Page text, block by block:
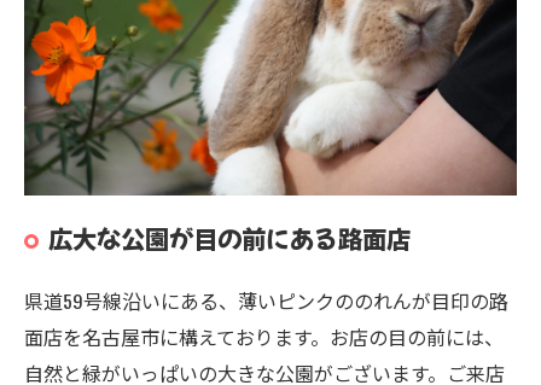
広大な公園が目の前にある路面店
県道59号線沿いにある、薄いピンクののれんが目印の路
面店を名古屋市に構えております。お店の目の前には、
自然と緑がいっぱいの大きな公園がございます。ご来店